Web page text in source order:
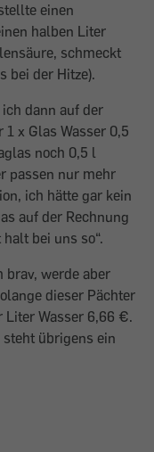
einen
halben Liter
schmeckt
bei der Hitze).
dann auf der
x Glas Wasser 0,5
noch 0,5 l
passen nur mehr
ich hätte gar kein
auf der Rechnung
bei uns so“.
brav, werde aber
dieser Pächter
Liter Wasser 6,66 €.
übrigens ein